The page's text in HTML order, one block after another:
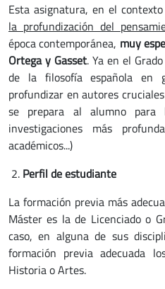
Esta asignatura, en el
la profundización del
época contemporánea, muy
Ortega y Gasset. Ya en el
de la filosofía española en
profundizar en autores
se prepara al alumno para
investigaciones más
académicos...)
2. Perfil de estudiante
La formación previa más
Máster es la de Licenciado o
caso, en alguna de sus
formación previa adecuada
Historia o Artes.